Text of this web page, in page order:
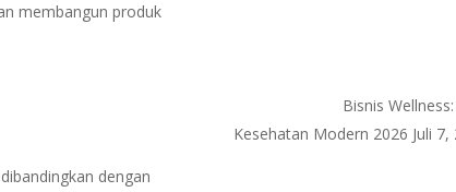
membangun produk
dengan
Bisnis
Kesehatan Modern 2026 Juli 7,